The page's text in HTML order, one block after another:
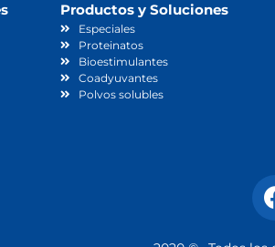
Productos y Soluciones
Especiales
Proteinatos
Bioestimulantes
Coadyuvantes
Polvos solubles